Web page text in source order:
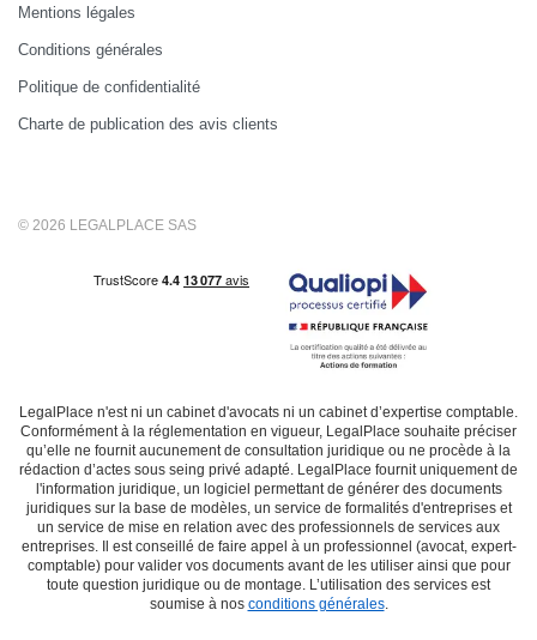
Mentions légales
Conditions générales
Politique de confidentialité
Charte de publication des avis clients
© 2026 LEGALPLACE SAS
LegalPlace n'est ni un cabinet d'avocats ni un cabinet d’expertise comptable.
Conformément à la réglementation en vigueur, LegalPlace souhaite préciser
qu’elle ne fournit aucunement de consultation juridique ou ne procède à la
rédaction d’actes sous seing privé adapté. LegalPlace fournit uniquement de
l'information juridique, un logiciel permettant de générer des documents
juridiques sur la base de modèles, un service de formalités d'entreprises et
un service de mise en relation avec des professionnels de services aux
entreprises. Il est conseillé de faire appel à un professionnel (avocat, expert-
comptable) pour valider vos documents avant de les utiliser ainsi que pour
toute question juridique ou de montage. L’utilisation des services est
soumise à nos conditions générales.